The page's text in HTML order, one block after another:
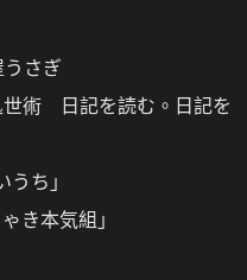
さぎ
術 日記を読む。日記を
ち」
き本気組」